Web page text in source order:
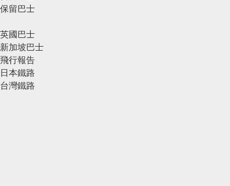
保留巴士
英國巴士
新加坡巴士
飛行報告
日本鐵路
台灣鐵路